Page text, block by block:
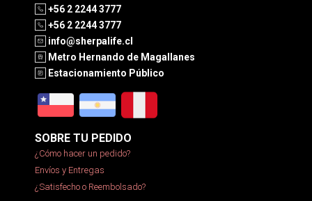
+56 2 2244 3777
+56 2 2244 3777
info@sherpalife.cl
Metro Hernando de Magallanes
Estacionamiento Público
SOBRE TU PEDIDO
¿Cómo hacer un pedido?
Envíos y Entregas
¿Satisfecho o Reembolsado?